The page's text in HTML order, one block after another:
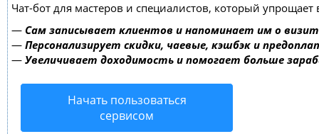
Чат-бот для мастеров и специалистов, который упрощает
— Сам записывает клиентов и напоминает им о
— Персонализирует скидки, чаевые, кэшбэк и
— Увеличивает доходимость и помогает больше
Начать пользоваться
сервисом